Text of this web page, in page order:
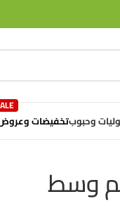
وحبوبتخفيضات
وسط